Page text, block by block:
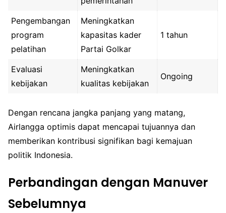
Pengembangan
program
pelatihan
Meningkatkan
kapasitas kader
Partai Golkar
1 tahun
Evaluasi
kebijakan
Meningkatkan
kualitas kebijakan
Ongoing
Dengan rencana jangka panjang yang matang,
Airlangga optimis dapat mencapai tujuannya dan
memberikan kontribusi signifikan bagi kemajuan
politik Indonesia.
Perbandingan dengan Manuver
Sebelumnya